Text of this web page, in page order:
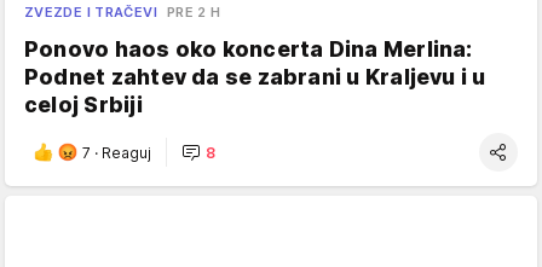
ZVEZDE I TRAČEVI PRE 2 H
Ponovo haos oko koncerta Dina Merlina:
Podnet zahtev da se zabrani u Kraljevu i u
celoj Srbiji
7 · Reaguj 8